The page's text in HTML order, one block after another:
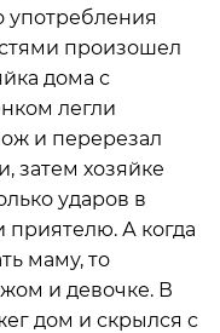
употребления
произошел
дома с
легли
и перерезал
затем хозяйке
ударов в
приятелю. А когда
маму, то
и девочке. В
дом и скрылся с